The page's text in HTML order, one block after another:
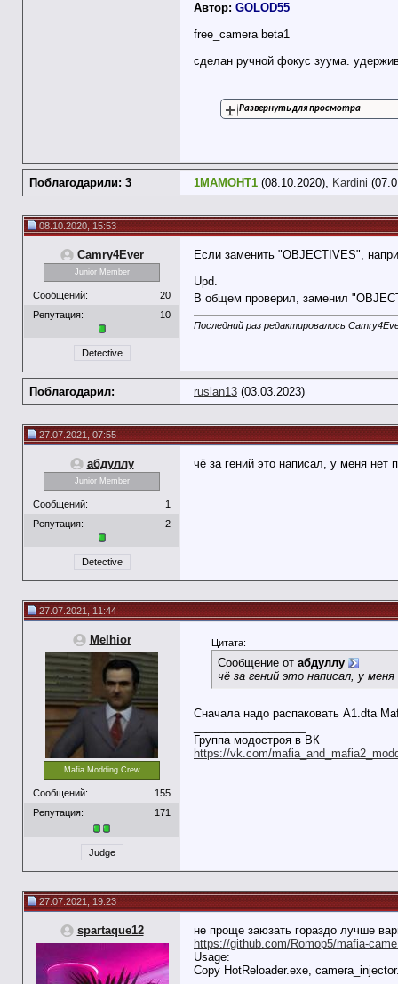
Автор: GOLOD55
free_camera beta1
сделан ручной фокус зуума.
Развернуть для просмотра
Поблагодарили: 3 1MAMOHT1 (08.10.2020), Kardini
08.10.2020, 15:53
Camry4Ever
Junior Member
Сообщений:
20
Репутация:
10
Detective
Если заменить "OBJECTIVES",
Upd.
В общем проверил, заменил
Последний раз редактировалось
Поблагодарил: ruslan13 (03.03.2023)
27.07.2021, 07:55
абдуллу
Junior Member
Сообщений:
1
Репутация:
2
Detective
чё за гений это написал, у меня нет
27.07.2021, 11:44
Melhior
Mafia Modding Crew
Сообщений:
155
Репутация:
171
Judge
Цитата:
Сообщение от абдуллу
чё за гений это написал, у
Сначала надо распаковать A1.dta
Группа модостроя в ВК
https://vk.com/
27.07.2021, 19:23
spartaque12
не проще заюзать гораздо лучше
https://github.com/Romop5/mafia-
Usage:
Copy HotReloader.exe,